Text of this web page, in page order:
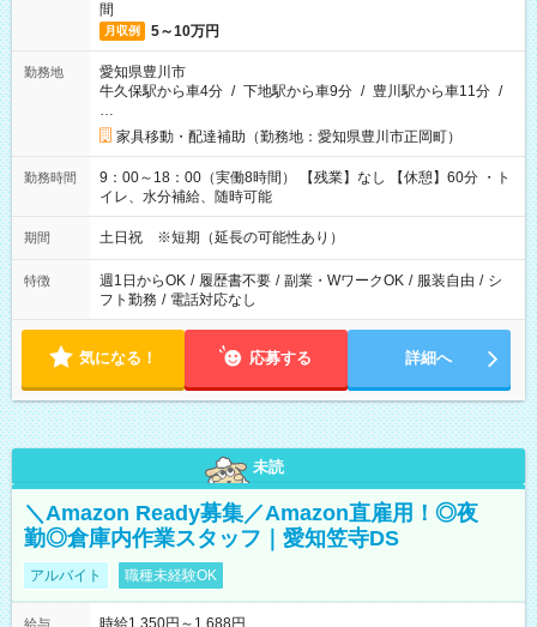
間
月収例 5～10万円
勤務地
愛知県豊川市
牛久保駅から車4分 / 下地駅から車9分 / 豊川駅から車11分 /
…
家具移動・配達補助（勤務地：愛知県豊川市正岡町）
勤務時間
9：00～18：00（実働8時間） 【残業】なし 【休憩】60分 ・ト
イレ、水分補給、随時可能
期間 土日祝 ※短期（延長の可能性あり）
特徴 週1日からOK / 履歴書不要 / 副業・WワークOK / 服装自由 / シ
フト勤務 / 電話対応なし
気になる！ 応募する 詳細へ
未読
＼Amazon Ready募集／Amazon直雇用！◎夜
勤◎倉庫内作業スタッフ｜愛知笠寺DS
アルバイト 職種未経験OK
給与 時給1,350円～1,688円